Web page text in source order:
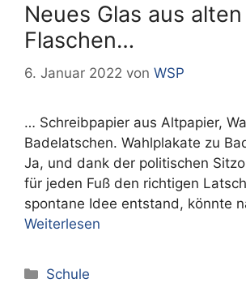
Neues Glas aus alten
Flaschen…
6. Januar 2022 von WSP
… Schreibpapier aus Altpapier,
Badelatschen. Wahlplakate zu
Ja, und dank der politischen
für jeden Fuß den richtigen
spontane Idee entstand, könnte
Weiterlesen
Kategorien
Schule